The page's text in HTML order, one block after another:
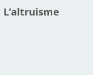
L’altruisme